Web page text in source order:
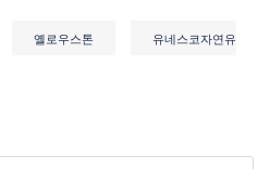
옐로우스톤
유네스코자연유